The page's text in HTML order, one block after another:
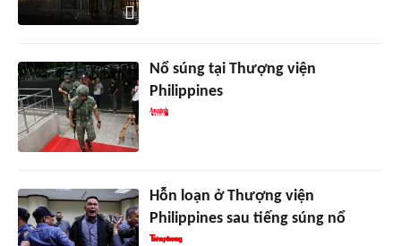
Nổ súng tại Thượng viện
Philippines
Hỗn loạn ở Thượng viện
Philippines sau tiếng súng nổ